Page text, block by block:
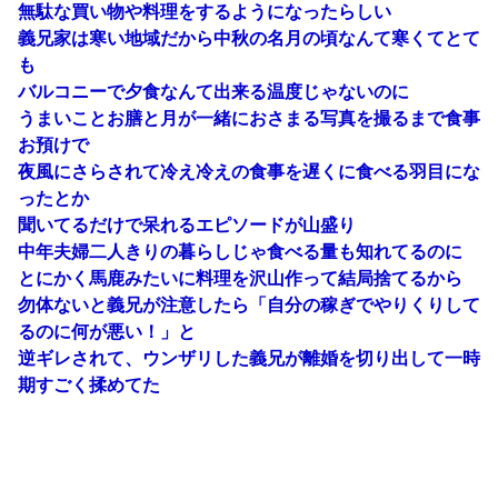
無駄な買い物や料理をするようになったらしい
義兄家は寒い地域だから中秋の名月の頃なんて寒くてとて
も
バルコニーで夕食なんて出来る温度じゃないのに
うまいことお膳と月が一緒におさまる写真を撮るまで食事
お預けで
夜風にさらされて冷え冷えの食事を遅くに食べる羽目にな
ったとか
聞いてるだけで呆れるエピソードが山盛り
中年夫婦二人きりの暮らしじゃ食べる量も知れてるのに
とにかく馬鹿みたいに料理を沢山作って結局捨てるから
勿体ないと義兄が注意したら「自分の稼ぎでやりくりして
るのに何が悪い！」と
逆ギレされて、ウンザリした義兄が離婚を切り出して一時
期すごく揉めてた